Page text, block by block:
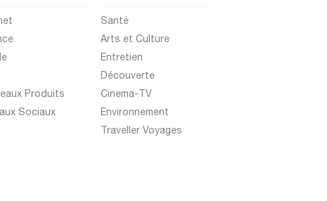
Produits
Sociaux
Santé
Arts et Culture
Entretien
Découverte
Cinema-TV
Environnement
Traveller Voyages